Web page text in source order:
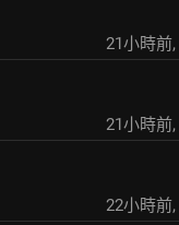
21小時前,
21小時前,
22小時前,